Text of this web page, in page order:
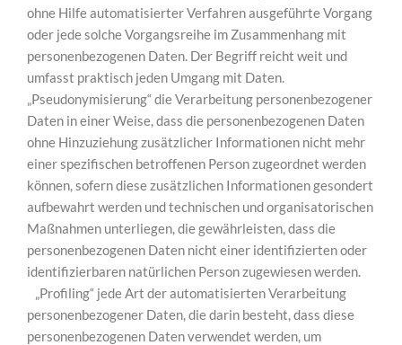
ohne Hilfe automatisierter Verfahren ausgeführte Vorgang
oder jede solche Vorgangsreihe im Zusammenhang mit
personenbezogenen Daten. Der Begriff reicht weit und
umfasst praktisch jeden Umgang mit Daten.
„Pseudonymisierung“ die Verarbeitung personenbezogener
Daten in einer Weise, dass die personenbezogenen Daten
ohne Hinzuziehung zusätzlicher Informationen nicht mehr
einer spezifischen betroffenen Person zugeordnet werden
können, sofern diese zusätzlichen Informationen gesondert
aufbewahrt werden und technischen und organisatorischen
Maßnahmen unterliegen, die gewährleisten, dass die
personenbezogenen Daten nicht einer identifizierten oder
identifizierbaren natürlichen Person zugewiesen werden.
„Profiling“ jede Art der automatisierten Verarbeitung
personenbezogener Daten, die darin besteht, dass diese
personenbezogenen Daten verwendet werden, um